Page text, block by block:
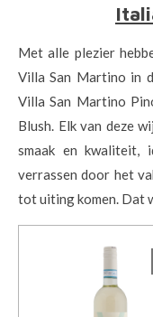
Met alle plezier
Villa San Martino in
Villa San Martino
Blush. Elk van deze
smaak en kwaliteit,
verrassen door het
tot uiting komen. Dat